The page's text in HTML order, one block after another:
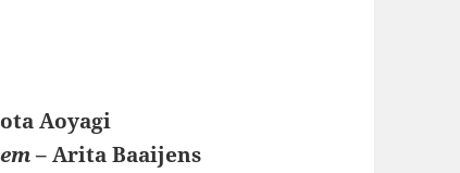
Aoyagi
– Arita Baaijens